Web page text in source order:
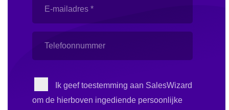
mailadres
(Vereist)
InstemmingIk geef toestemming aan SalesWizard
om de hierboven ingediende persoonlijke